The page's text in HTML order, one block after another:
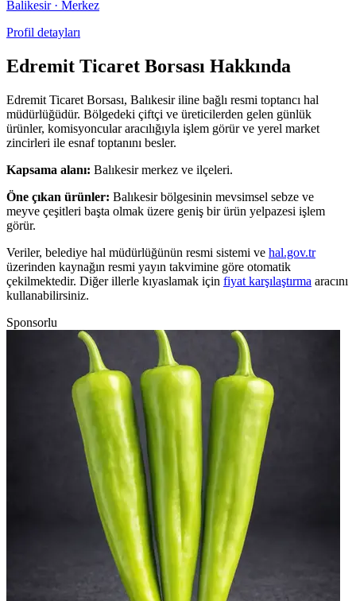
Balikesir· Merkez
Profil detayları
Edremit Ticaret Borsası Hakkında
Edremit Ticaret Borsası, Balıkesir iline bağlı resmi toptancı hal
müdürlüğüdür. Bölgedeki çiftçi ve üreticilerden gelen günlük
ürünler, komisyoncular aracılığıyla işlem görür ve yerel market
zincirleri ile esnaf toptanını besler.
Kapsama alanı: Balıkesir merkez ve ilçeleri.
Öne çıkan ürünler: Balıkesir bölgesinin mevsimsel sebze ve
meyve çeşitleri başta olmak üzere geniş bir ürün yelpazesi işlem
görür.
Veriler, belediye hal müdürlüğünün resmi sistemi ve hal.gov.tr
üzerinden kaynağın resmi yayın takvimine göre otomatik
çekilmektedir. Diğer illerle kıyaslamak için fiyat karşılaştırma aracını
kullanabilirsiniz.
Sponsorlu